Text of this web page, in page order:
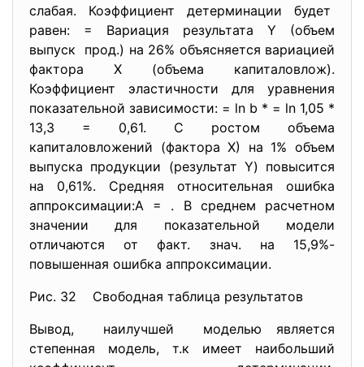
слабая. Коэффициент детерминации будет
равен: = Вариация результата Y (объем
выпуск прод.) на 26% объясняется вариацией
фактора Х (объема капиталовлож).
Коэффициент эластичности для уравнения
показательной зависимости: = ln b * = ln 1,05 *
13,3 = 0,61. С ростом объема
капиталовложений (фактора Х) на 1% объем
выпуска продукции (результат Y) повысится
на 0,61%. Средняя относительная ошибка
аппроксимации:A = . В среднем расчетном
значении для показательной модели
отличаются от факт. знач. на 15,9%-
повышенная ошибка аппроксимации.
Рис. 32 Свободная таблица результатов
Вывод, наилучшей моделью является
степенная модель, т.к имеет наибольший